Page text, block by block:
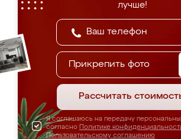
лучше!
Прикрепить фото
Рассчитать
Я соглашаюсь на передачу
согласно Политике
Пользовательскому соглашению